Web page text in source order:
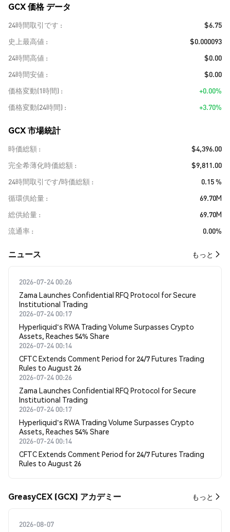
GCX 価格 データ
24時間取引です
$6.75
史上最高値
$0.000093
24時間高値
$0.00
24時間安値
$0.00
価格変動(1時間)
+0.00%
価格変動(24時間)
+3.70%
GCX 市場統計
時価総額
$4,396.00
完全希薄化時価総額
$9,811.00
24時間取引です/時価総額
0.15 %
循環供給量
69.70M
総供給量
69.70M
流通率
0.00%
​​ニュース​​ もっと
2026-07-24 00:26
Zama Launches Confidential RFQ Protocol for Secure
Institutional Trading
2026-07-24 00:17
Hyperliquid's RWA Trading Volume Surpasses Crypto
Assets, Reaches 54% Share
2026-07-24 00:14
CFTC Extends Comment Period for 24/7 Futures Trading
Rules to August 26
2026-07-24 00:26
Zama Launches Confidential RFQ Protocol for Secure
Institutional Trading
2026-07-24 00:17
Hyperliquid's RWA Trading Volume Surpasses Crypto
Assets, Reaches 54% Share
2026-07-24 00:14
CFTC Extends Comment Period for 24/7 Futures Trading
Rules to August 26
GreasyCEX (GCX) アカデミー もっと
2026-08-07